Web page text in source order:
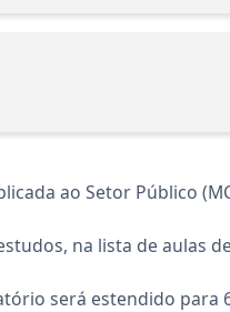
ao Setor Público
na lista de aulas
será estendido para